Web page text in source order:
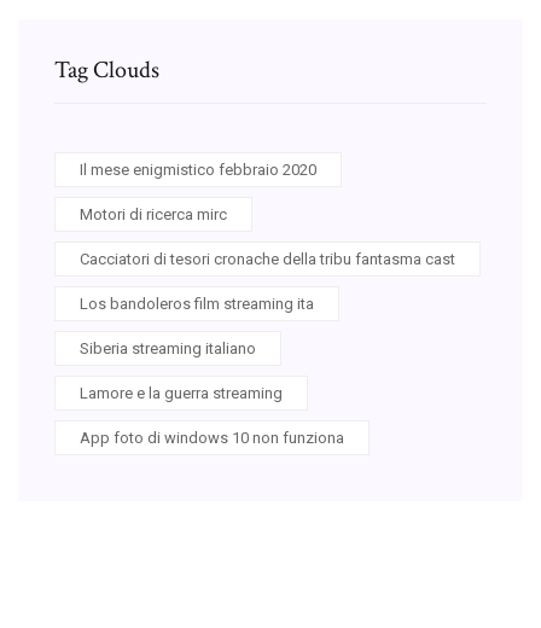
Tag Clouds
Il mese enigmistico febbraio 2020
Motori di ricerca mirc
Cacciatori di tesori cronache della tribu fantasma cast
Los bandoleros film streaming ita
Siberia streaming italiano
Lamore e la guerra streaming
App foto di windows 10 non funziona